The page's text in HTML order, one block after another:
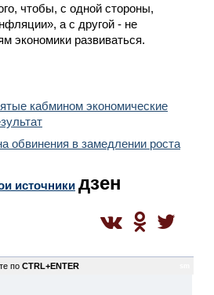
чтобы, с одной стороны,
а с другой - не
экономики развиваться.
кабмином экономические
обвинения в замедлении роста
источники дзен
по CTRL+ENTER